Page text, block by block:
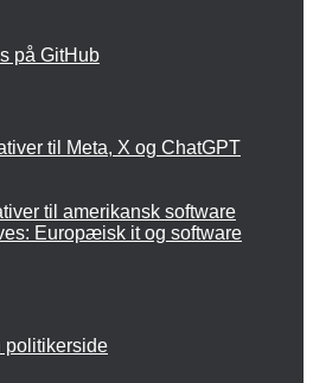
på GitHub
til Meta, X og ChatGPT
til amerikansk software
Europæisk it og software
politikerside